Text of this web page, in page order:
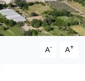
A- A+